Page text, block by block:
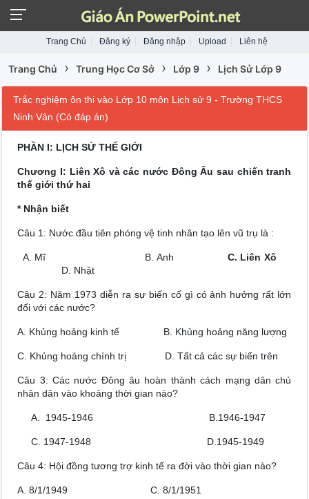
Trang Chủ Đăng ký Đăng nhập Upload Liên hệ
Trang Chủ › Trung Học Cơ Sở › Lớp 9 › Lịch Sử Lớp 9
Trắc nghiệm ôn thi vào Lớp 10 môn Lịch sử 9 - Trường THCS
Ninh Vân (Có đáp án)
PHẦN I: LỊCH SỬ THẾ GIỚI
Chương I: Liên Xô và các nước Đông Âu sau chiến tranh
thế giới thứ hai
* Nhận biết
Câu 1: Nước đầu tiên phóng vệ tinh nhân tạo lên vũ trụ là :
A. Mĩ B. Anh
C. Liên Xô
D. Nhật
Câu 2: Năm 1973 diễn ra sự biến cố gì có ảnh hưởng rất lớn
đối với các nước?
A. Khủng hoảng kinh tế B. Khủng hoảng năng lượng
C. Khủng hoảng chính trị D. Tất cả các sự biến trên
Câu 3: Các nước Đông âu hoàn thành cách mạng dân chủ
nhân dân vào khoảng thời gian nào?
A. 1945-1946 B.1946-1947
C. 1947-1948 D.1945-1949
Câu 4: Hội đồng tương trợ kinh tế ra đời vào thời gian nào?
A. 8/1/1949 C. 8/1/1951